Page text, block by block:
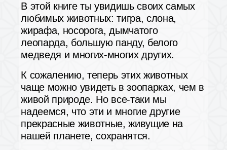
В этой книге ты увидишь своих самых
любимых животных: тигра, слона,
жирафа, носорога, дымчатого
леопарда, большую панду, белого
медведя и многих-многих других.
К сожалению, теперь этих животных
чаще можно увидеть в зоопарках, чем в
живой природе. Но все-таки мы
надеемся, что эти и многие другие
прекрасные животные, живущие на
нашей планете, сохранятся.